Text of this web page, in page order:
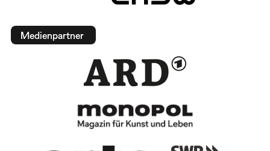
Medienpartner